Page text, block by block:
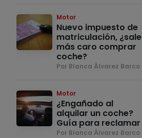
Motor
Nuevo impuesto de
matriculación, ¿sale
más caro comprar
coche?
Por Blanca Álvarez Barco
Motor
¿Engañado al
alquilar un coche?
Guía para reclamar
Por Blanca Álvarez Barco